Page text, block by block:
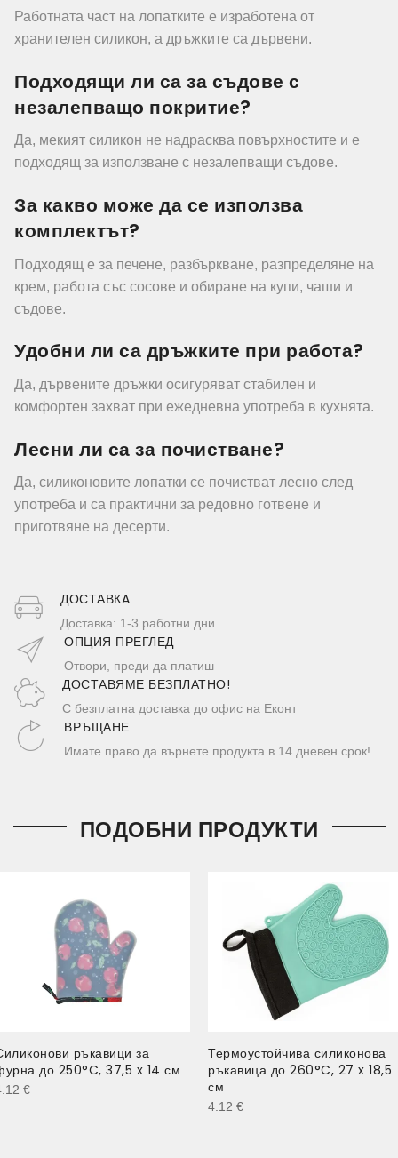
Работната част на лопатките е изработена от
хранителен силикон, а дръжките са дървени.
Подходящи ли са за съдове с
незалепващо покритие?
Да, мекият силикон не надрасква повърхностите и е
подходящ за използване с незалепващи съдове.
За какво може да се използва
комплектът?
Подходящ е за печене, разбъркване, разпределяне на
крем, работа със сосове и обиране на купи, чаши и
съдове.
Удобни ли са дръжките при работа?
Да, дървените дръжки осигуряват стабилен и
комфортен захват при ежедневна употреба в кухнята.
Лесни ли са за почистване?
Да, силиконовите лопатки се почистват лесно след
употреба и са практични за редовно готвене и
приготвяне на десерти.
ДОСТАВКA
Доставка: 1-3 работни дни
ОПЦИЯ ПРЕГЛЕД
Отвори, преди да платиш
ДОСТАВЯМЕ БЕЗПЛАТНО!
С безплатна доставка до офис на Еконт
ВРЪЩАНЕ
Имате право да върнете продукта в 14 дневен срок!
ПОДОБНИ ПРОДУКТИ
ръкавици за
до 250°C, 37,5 x 14 см
€
Термоустойчива силиконова
ръкавица до 260°C, 27 x 18,5
см
4.12 €